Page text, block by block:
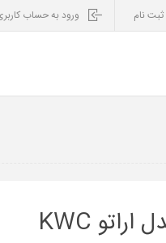
ثبت نام ورود به حساب
شیر روشویی پایه بلند مدل اراتو KWC